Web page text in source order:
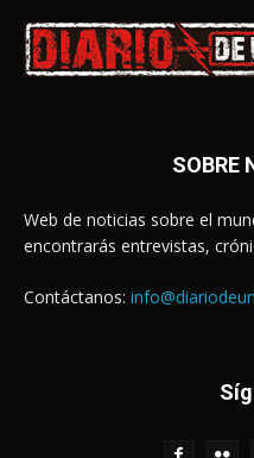
SOBRE
Web de noticias sobre el
encontrarás entrevistas,
Contáctanos: